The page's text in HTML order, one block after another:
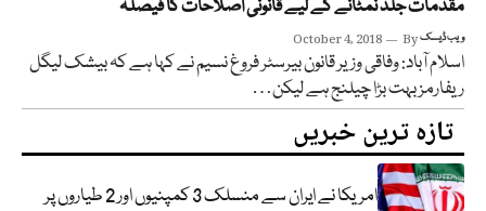
مقدمات جلد نمٹانے کے لیے قانونی اصلاحات کا فیصلہ
October 4, 2018 Byویب ڈیسک
اسلام آباد: وفاقی وزیر قانون بیرسٹر فروغ نسیم نے کہا ہے کہ بیشک لیگل
ریفارمز بہت بڑا چیلنج ہے لیکن…
تازہ ترین خبریں
امریکا نے ایران سے منسلک 3 کمپنیوں اور 2 طیاروں پر